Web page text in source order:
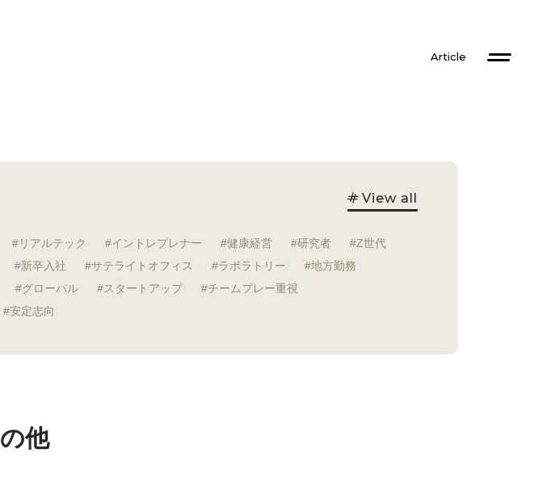
Article
リアルテック イントレプレナー 健康経営 研究者
Z世代
新卒入社 サテライトオフィス ラボラトリー
地方勤務
グローバル スタートアップ
チームプレー重視
安定志向
View all
他